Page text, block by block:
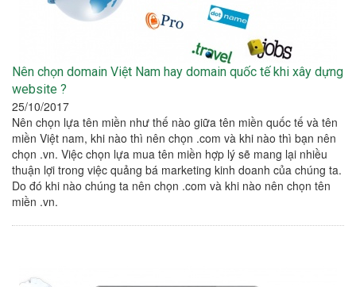
Nên chọn domain Việt Nam hay domain quốc tế khi xây dựng
website ?
25/10/2017
Nên chọn lựa tên miền như thế nào giữa tên miền quốc tế và tên
miền Việt nam, khi nào thì nên chọn .com và khi nào thì bạn nên
chọn .vn. Việc chọn lựa mua tên miền hợp lý sẽ mang lại nhiều
thuận lợi trong việc quảng bá marketing kinh doanh của chúng ta.
Do đó khi nào chúng ta nên chọn .com và khi nào nên chọn tên
miền .vn.